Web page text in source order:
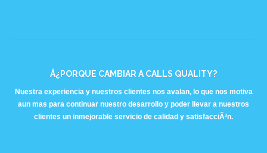
Â¿PORQUE CAMBIAR A CALLS QUALITY?
Nuestra experiencia y nuestros clientes nos avalan, lo que nos motiva
aun mas para continuar nuestro desarrollo y poder llevar a nuestros
clientes un inmejorable servicio de calidad y satisfacciÃ³n.